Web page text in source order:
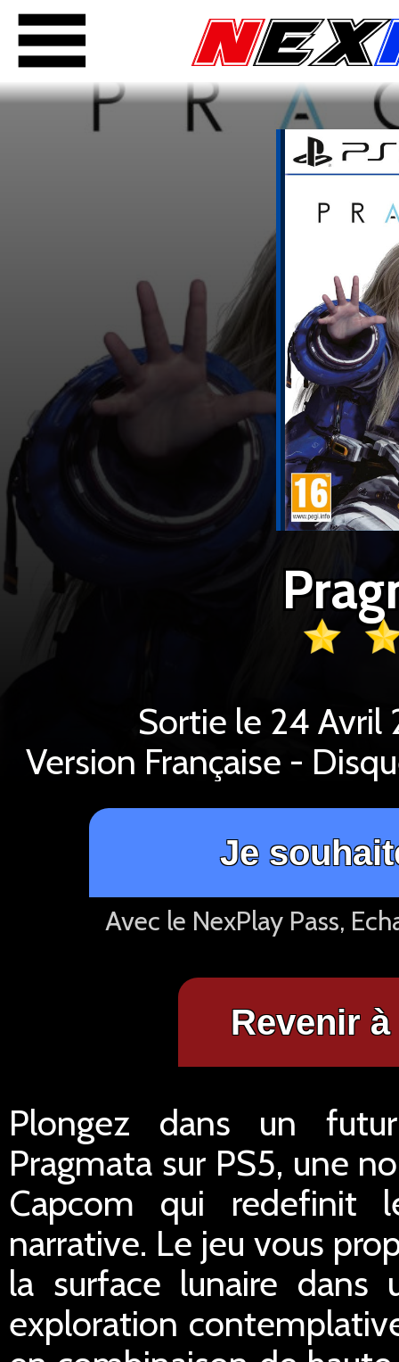
Sortie le 24 Avril
Version Française -
Je
Avec le NexPlay Pass,
Revenir
Plongez dans un
Pragmata sur PS5, une
Capcom qui redefinit
narrative. Le jeu vous
la surface lunaire
exploration